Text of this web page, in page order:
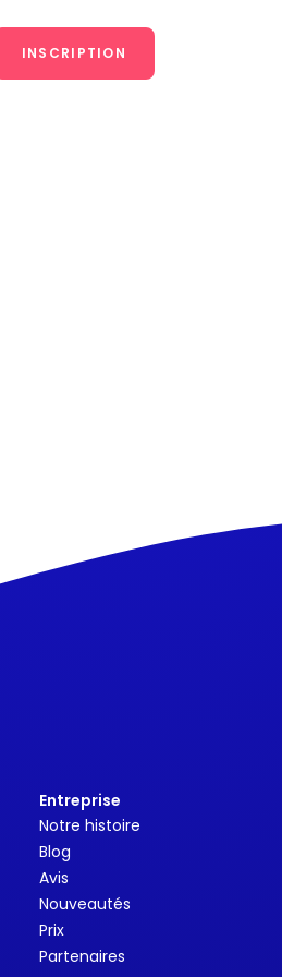
INSCRIPTION
Entreprise
Notre histoire
Blog
Avis
Nouveautés
Prix
Partenaires